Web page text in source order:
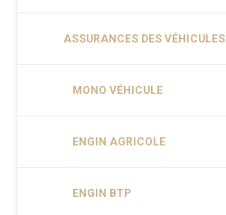
ASSURANCES DES VÉHICULES
MONO VÉHICULE
ENGIN AGRICOLE
ENGIN BTP